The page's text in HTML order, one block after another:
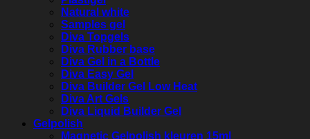
Natural white
Samples gel
Diva Topgels
Diva Rubber base
Diva Gel in a Bottle
Diva Easy Gel
Diva Builder Gel Low Heat
Diva Art Gels
Diva Liquid Builder Gel
Gelpolish
Magnetic Gelpolish kleuren 15ml